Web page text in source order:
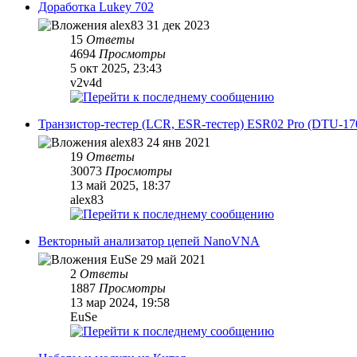
Доработка Lukey 702
alex83 31 дек 2023
15 Ответы
4694 Просмотры
5 окт 2025, 23:43
v2v4d
Транзистор-тестер (LCR, ESR-тестер) ESR02 Pro (DTU-
alex83 24 янв 2021
19 Ответы
30073 Просмотры
13 май 2025, 18:37
alex83
Векторный анализатор цепей NanoVNA
EuSe 29 май 2021
2 Ответы
1887 Просмотры
13 мар 2024, 19:58
EuSe